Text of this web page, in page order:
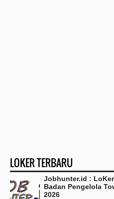
LOKER TERBARU
Jobhunter.id :
Badan Pengelola
2026